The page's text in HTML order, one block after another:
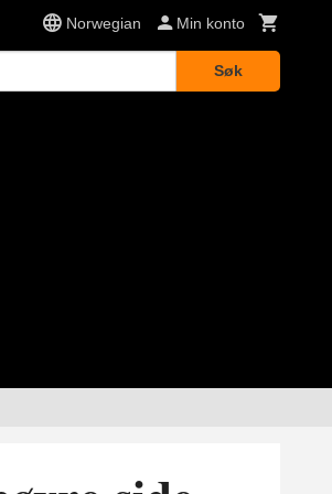
Norwegian Min konto
Søk